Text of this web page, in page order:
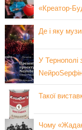
«Креатор-
Де і яку
У Тернополі
Такої
Чому